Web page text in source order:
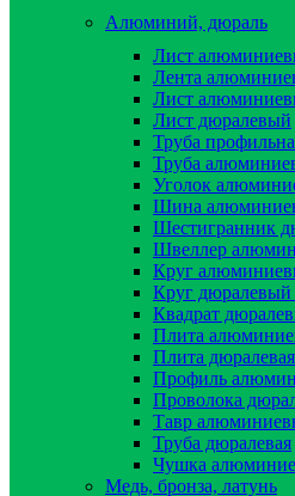
Алюминий, дюраль
Лист
Лента
Лист
Лист дюралевый
Труба
Труба
Уголок
Шина
Шестигранник
Швеллер
Круг
Круг дюралевый
Квадрат
Плита
Плита дюралевая
Профиль
Проволока
Тавр
Труба дюралевая
Чушка
Медь, бронза, латунь